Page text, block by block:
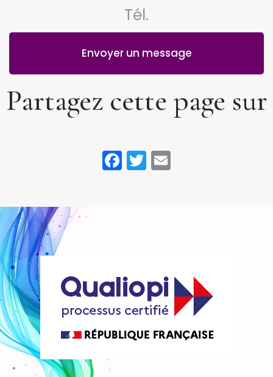
Tél.
Envoyer un message
Partagez cette page sur
Facebook
Twitter